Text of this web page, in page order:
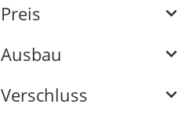
Preis
Ausbau
Verschluss